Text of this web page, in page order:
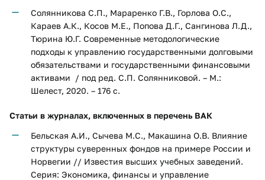
Солянникова С.П., Мараренко Г.В., Горлова О.С.,
Караев А.К., Косов М.Е., Попова Д.Г., Сангинова Л.Д.,
Тюрина Ю.Г. Современные методологические
подходы к управлению государственными долговыми
обязательствами и государственными финансовыми
активами / под ред. С.П. Солянниковой. – М.:
Шелест, 2020. – 176 с.
Статьи в журналах, включенных в перечень ВАК
Бельская А.И., Сычева М.С., Макашина О.В. Влияние
структуры суверенных фондов на примере России и
Норвегии // Известия высших учебных заведений.
Серия: Экономика, финансы и управление